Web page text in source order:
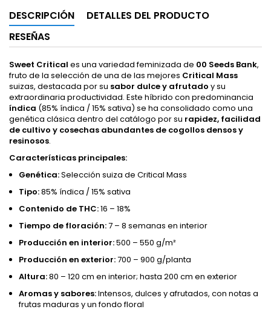
DESCRIPCIÓN
DETALLES DEL PRODUCTO
RESEÑAS
Sweet Critical es una variedad feminizada de 00 Seeds Bank,
fruto de la selección de una de las mejores Critical Mass
suizas, destacada por su sabor dulce y afrutado y su
extraordinaria productividad. Este híbrido con predominancia
índica (85% índica / 15% sativa) se ha consolidado como una
genética clásica dentro del catálogo por su rapidez, facilidad
de cultivo y cosechas abundantes de cogollos densos y
resinosos.
Características principales:
Genética:Selección suiza de Critical Mass
Tipo:85% índica / 15% sativa
Contenido de THC:16 – 18%
Tiempo de floración:7 – 8 semanas en interior
Producción en interior:500 – 550 g/m²
Producción en exterior:700 – 900 g/planta
Altura:80 – 120 cm en interior; hasta 200 cm en exterior
Aromas y sabores:Intensos, dulces y afrutados, con notas a
frutas maduras y un fondo floral